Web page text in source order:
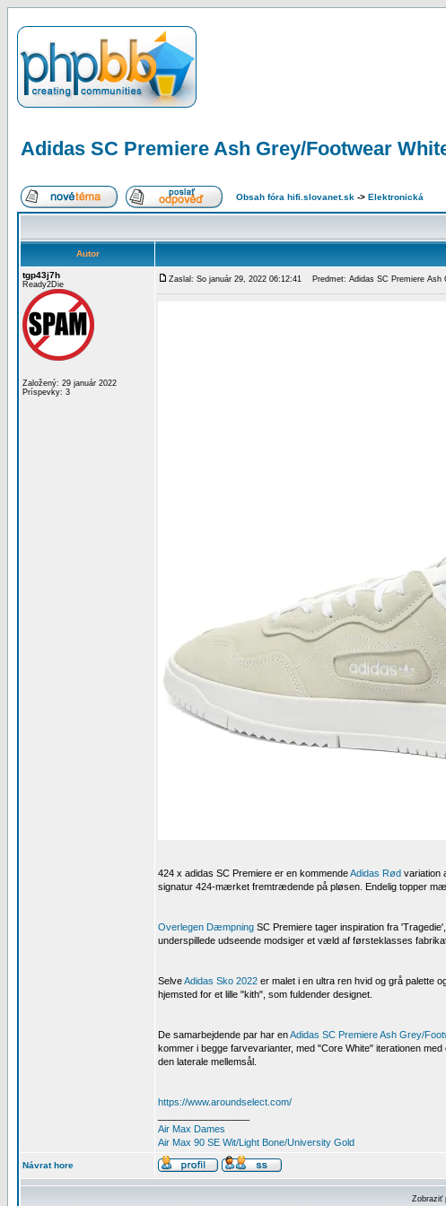
Adidas SC Premiere Ash Grey/Footwear
Obsah fóra hifi.slovanet.sk -> Elektronická
Autor
tgp43j7h
Ready2Die
Založený: 29 január 2022
Príspevky: 3
Zaslal: So január 29, 2022 06:12:41 Predmet: Adidas SC Premiere Ash
424 x adidas SC Premiere er en kommendeAdidas Rød variation
signatur 424-mærket fremtrædende på pløsen. Endelig topper
Overlegen Dæmpning SC Premiere tager inspiration fra
underspillede udseende modsiger et væld af førsteklasses
SelveAdidas Sko 2022 er malet i en ultra ren hvid og grå palette
hjemsted for et lille "kith", som fuldender designet.
De samarbejdende par har enAdidas SC Premiere Ash Grey/
kommer i begge farvevarianter, med "Core White" iterationen
den laterale mellemsål.
https://www.aroundselect.com/
Air Max Dames
Air Max 90 SE Wit/Light Bone/University Gold
Návrat hore
Zobraziť